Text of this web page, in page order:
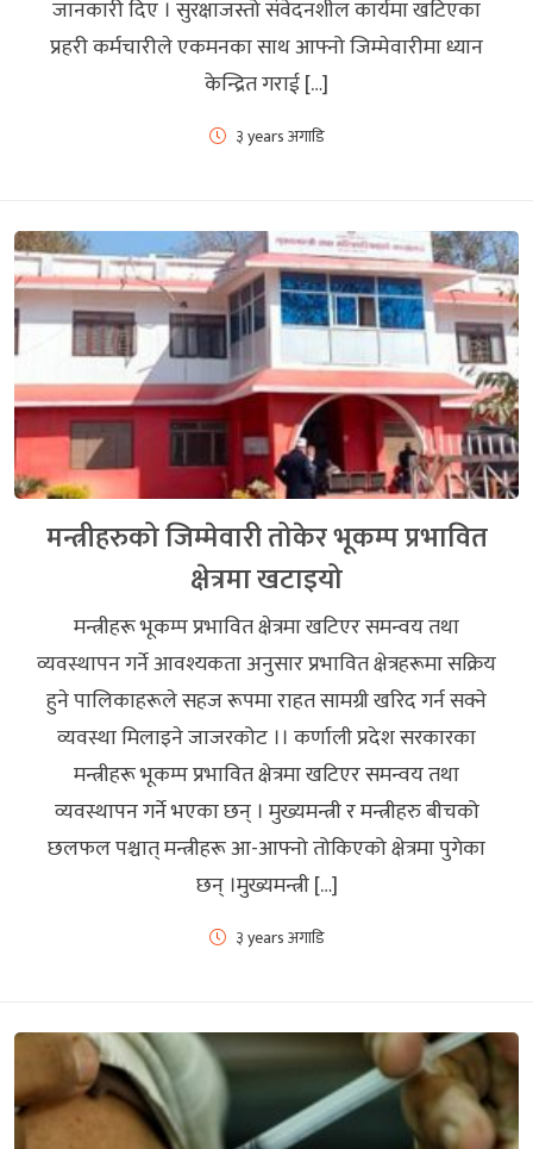
जानकारी दिए । सुरक्षाजस्तो संवेदनशील कार्यमा खटिएका
प्रहरी कर्मचारीले एकमनका साथ आफ्नो जिम्मेवारीमा ध्यान
केन्द्रित गराई […]
३ years अगाडि
मन्त्रीहरुको जिम्मेवारी तोकेर भूकम्प प्रभावित
क्षेत्रमा खटाइयो
मन्त्रीहरू भूकम्प प्रभावित क्षेत्रमा खटिएर समन्वय तथा
व्यवस्थापन गर्ने आवश्यकता अनुसार प्रभावित क्षेत्रहरूमा सक्रिय
हुने पालिकाहरूले सहज रूपमा राहत सामग्री खरिद गर्न सक्ने
व्यवस्था मिलाइने जाजरकोट ।। कर्णाली प्रदेश सरकारका
मन्त्रीहरू भूकम्प प्रभावित क्षेत्रमा खटिएर समन्वय तथा
व्यवस्थापन गर्ने भएका छन् । मुख्यमन्त्री र मन्त्रीहरु बीचको
छलफल पश्चात् मन्त्रीहरू आ-आफ्नो तोकिएको क्षेत्रमा पुगेका
छन् ।मुख्यमन्त्री […]
३ years अगाडि